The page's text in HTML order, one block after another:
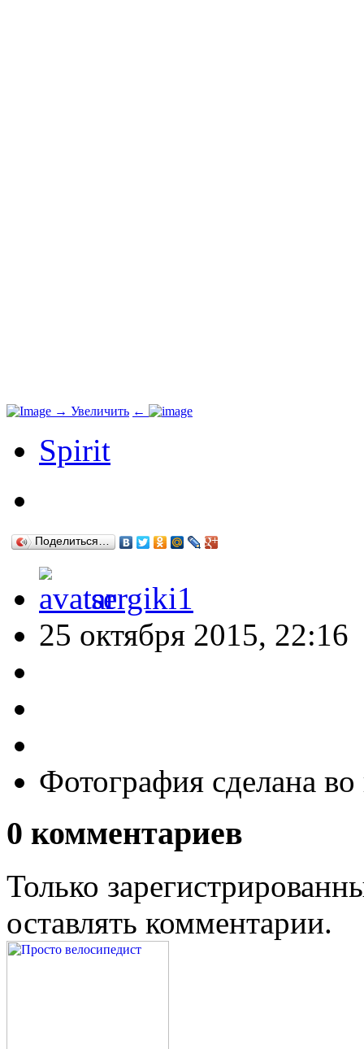
→ Увеличить ←
Spirit
Поделиться…
sergiki1
25 октября 2015, 22:16
Фотография сделана
0 комментариев
Только
оставлять комментарии.